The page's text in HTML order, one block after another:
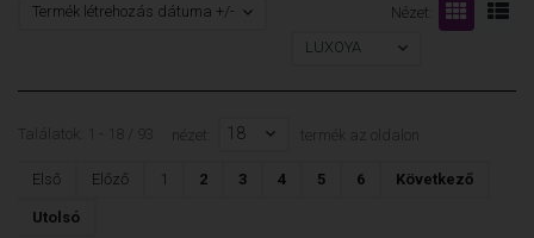
Nézet:
Termék létrehozás dátuma +/-
LUXOYA
Találatok: 1 - 18 / 93 nézet: 18 termék az oldalon
Első Előző 1 2 3 4 5 6 Következő
Utolsó